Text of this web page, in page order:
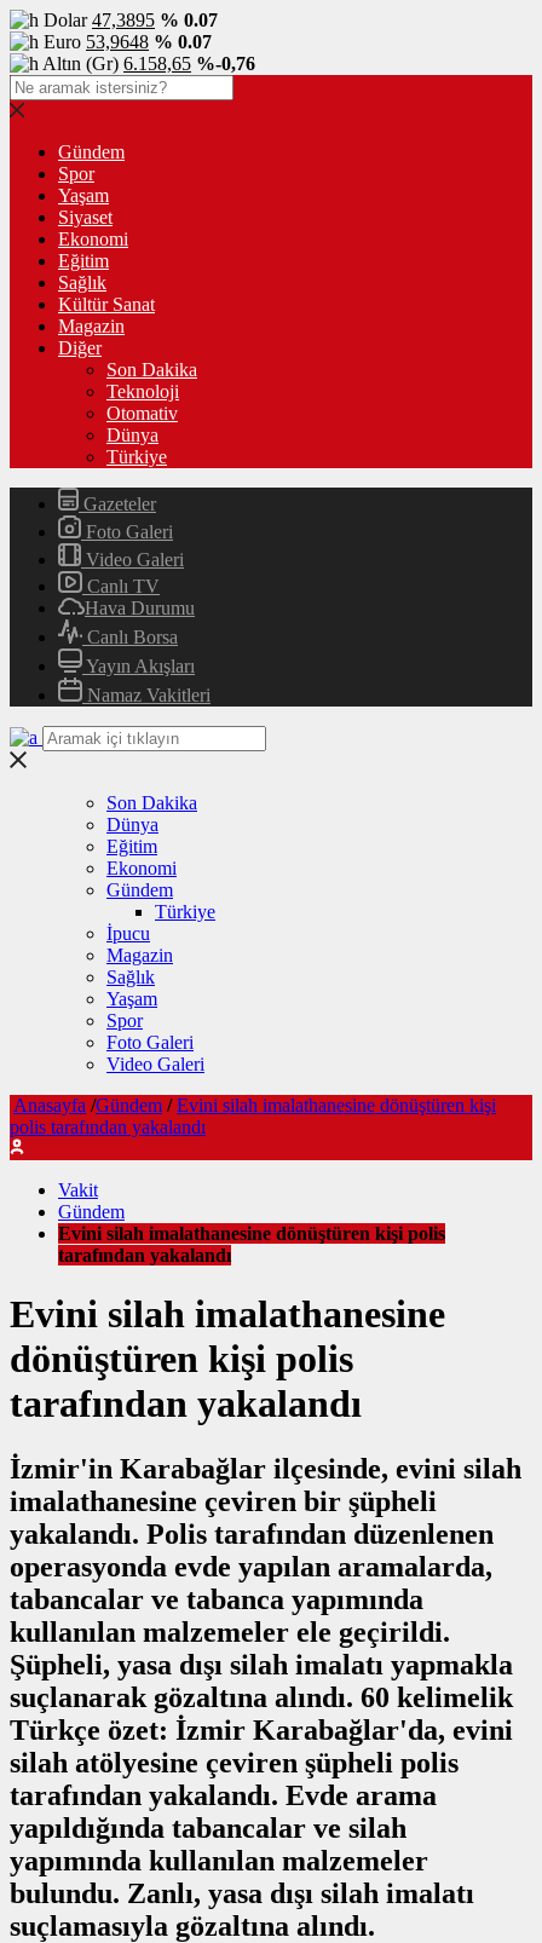
Dolar47,3895 % 0.07
Euro 53,9648 % 0.07
Altın (Gr) 6.158,65 %-0,76
Gündem
Spor
Yaşam
Siyaset
Ekonomi
Eğitim
Sağlık
Kültür Sanat
Magazin
Diğer
Son Dakika
Teknoloji
Otomativ
Dünya
Türkiye
Gazeteler
Foto Galeri
Video Galeri
Canlı TV
Hava Durumu
Canlı Borsa
Yayın Akışları
Namaz Vakitleri
Son Dakika
Dünya
Eğitim
Ekonomi
Gündem
Türkiye
İpucu
Magazin
Sağlık
Yaşam
Spor
Foto Galeri
Video Galeri
Anasayfa /Gündem / Evini silah imalathanesine dönüştüren kişi
polis tarafından yakalandı
Vakit
Gündem
Evini silah imalathanesine dönüştüren kişi polis
tarafından yakalandı
Evini silah imalathanesine
dönüştüren kişi polis
tarafından yakalandı
İzmir'in Karabağlar ilçesinde, evini silah
imalathanesine çeviren bir şüpheli
yakalandı. Polis tarafından düzenlenen
operasyonda evde yapılan aramalarda,
tabancalar ve tabanca yapımında
kullanılan malzemeler ele geçirildi.
Şüpheli, yasa dışı silah imalatı yapmakla
suçlanarak gözaltına alındı. 60 kelimelik
Türkçe özet: İzmir Karabağlar'da, evini
silah atölyesine çeviren şüpheli polis
tarafından yakalandı. Evde arama
yapıldığında tabancalar ve silah
yapımında kullanılan malzemeler
bulundu. Zanlı, yasa dışı silah imalatı
suçlamasıyla gözaltına alındı.